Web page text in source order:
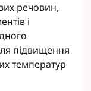
речовин,
і
підвищення
температур